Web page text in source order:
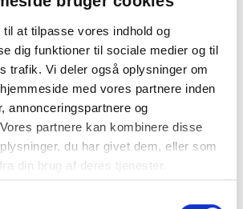
at tilpasse vores indhold og
dig funktioner til sociale medier og til
trafik. Vi deler også oplysninger om
med vores partnere inden
annonceringspartnere og
partnere kan kombinere disse
du har givet dem, eller som
din brug af deres tjenester.
med den ekstra gode effekt af
God frisk smag. Uden PFAS.
1-2 x dagligt. Spyttes ud efter
af skummemiddel
i nogle typer tandpasta.